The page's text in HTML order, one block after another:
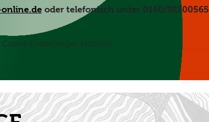
oder telefonisch unter 0160/92700565
Einstellungen blockiert.